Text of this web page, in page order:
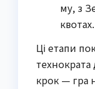
му, з
квотах.
Ці етапи
крок — гра